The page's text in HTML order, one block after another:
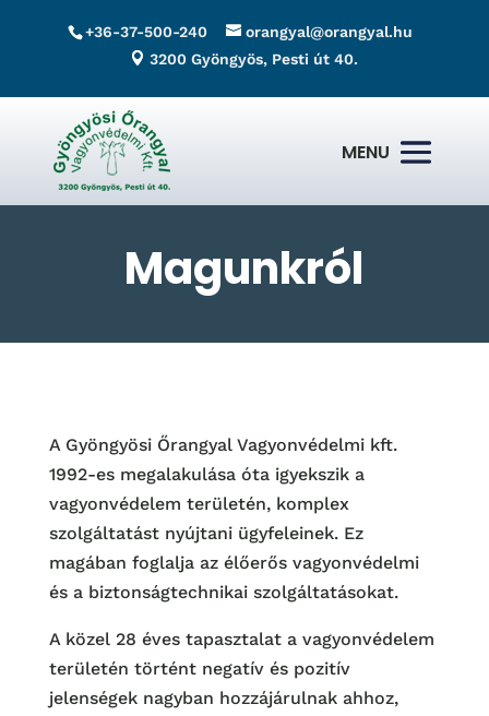
+36-37-500-240
orangyal@orangyal.hu
3200 Gyöngyös, Pesti út 40.
Magunkról
A Gyöngyösi Őrangyal Vagyonvédelmi kft.
1992-es megalakulása óta igyekszik a
vagyonvédelem területén, komplex
szolgáltatást nyújtani ügyfeleinek. Ez
magában foglalja az élőerős vagyonvédelmi
és a biztonságtechnikai szolgáltatásokat.
A közel 28 éves tapasztalat a vagyonvédelem
területén történt negatív és pozitív
jelenségek nagyban hozzájárulnak ahhoz,